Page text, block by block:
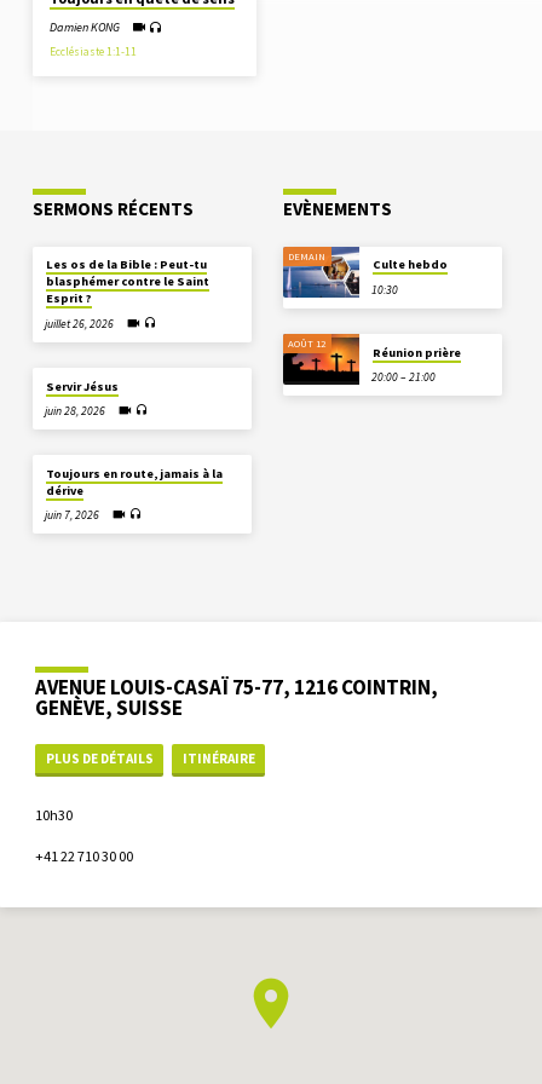
Damien KONG
Ecclésiaste 1:1-11
SERMONS RÉCENTS
Les os de la Bible : Peut-tu
blasphémer contre le Saint
Esprit ?
juillet 26, 2026
Servir Jésus
juin 28, 2026
Toujours en route, jamais à la
dérive
juin 7, 2026
EVÈNEMENTS
DEMAIN
Culte hebdo
10:30
AOÛT 12
Réunion prière
20:00 – 21:00
AVENUE LOUIS-CASAÏ 75-77, 1216 COINTRIN,
GENÈVE, SUISSE
PLUS DE DÉTAILS ITINÉRAIRE
10h30
+41 22 710 30 00